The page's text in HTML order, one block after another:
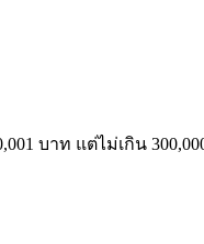
บาท แต่ไม่เกิน